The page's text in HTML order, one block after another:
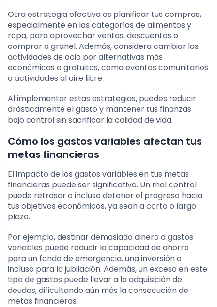
Otra estrategia efectiva es planificar tus compras,
especialmente en las categorías de alimentos y
ropa, para aprovechar ventas, descuentos o
comprar a granel. Además, considera cambiar las
actividades de ocio por alternativas más
económicas o gratuitas, como eventos comunitarios
o actividades al aire libre.
Al implementar estas estrategias, puedes reducir
drásticamente el gasto y mantener tus finanzas
bajo control sin sacrificar la calidad de vida.
Cómo los gastos variables afectan tus
metas financieras
El impacto de los gastos variables en tus metas
financieras puede ser significativo. Un mal control
puede retrasar o incluso detener el progreso hacia
tus objetivos económicos, ya sean a corto o largo
plazo.
Por ejemplo, destinar demasiado dinero a gastos
variables puede reducir la capacidad de ahorro
para un fondo de emergencia, una inversión o
incluso para la jubilación. Además, un exceso en este
tipo de gastos puede llevar a la adquisición de
deudas, dificultando aún más la consecución de
metas financieras.